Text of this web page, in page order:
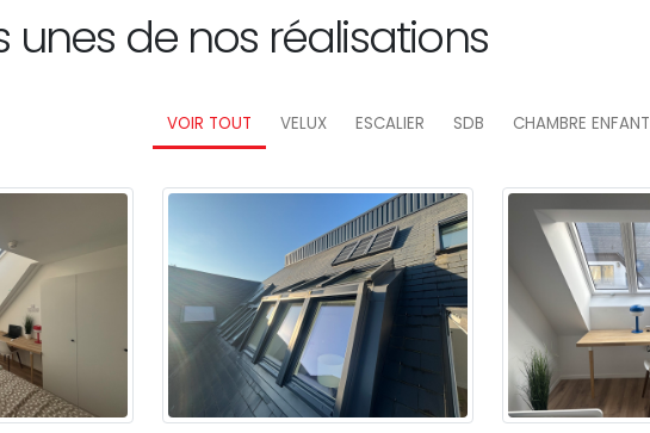
unes de nos réalisations
VOIR TOUT VELUX ESCALIER SDB CHAMBRE ENFANT